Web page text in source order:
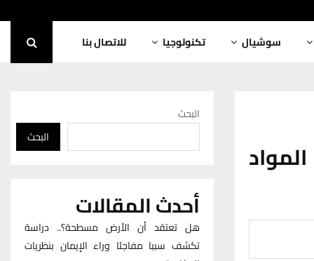
سوشيال تكنولوجيا للاتصال بنا
البحث
البحث
أحدث المقالات
هل تعتقد أن الأرض مسطحة؟.. دراسة
تكشف سببا مفاجئا وراء الإيمان بنظريات